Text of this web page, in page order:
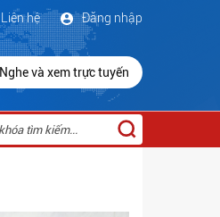
Đăng nhập
Liên hệ
Nghe và xem trực tuyến